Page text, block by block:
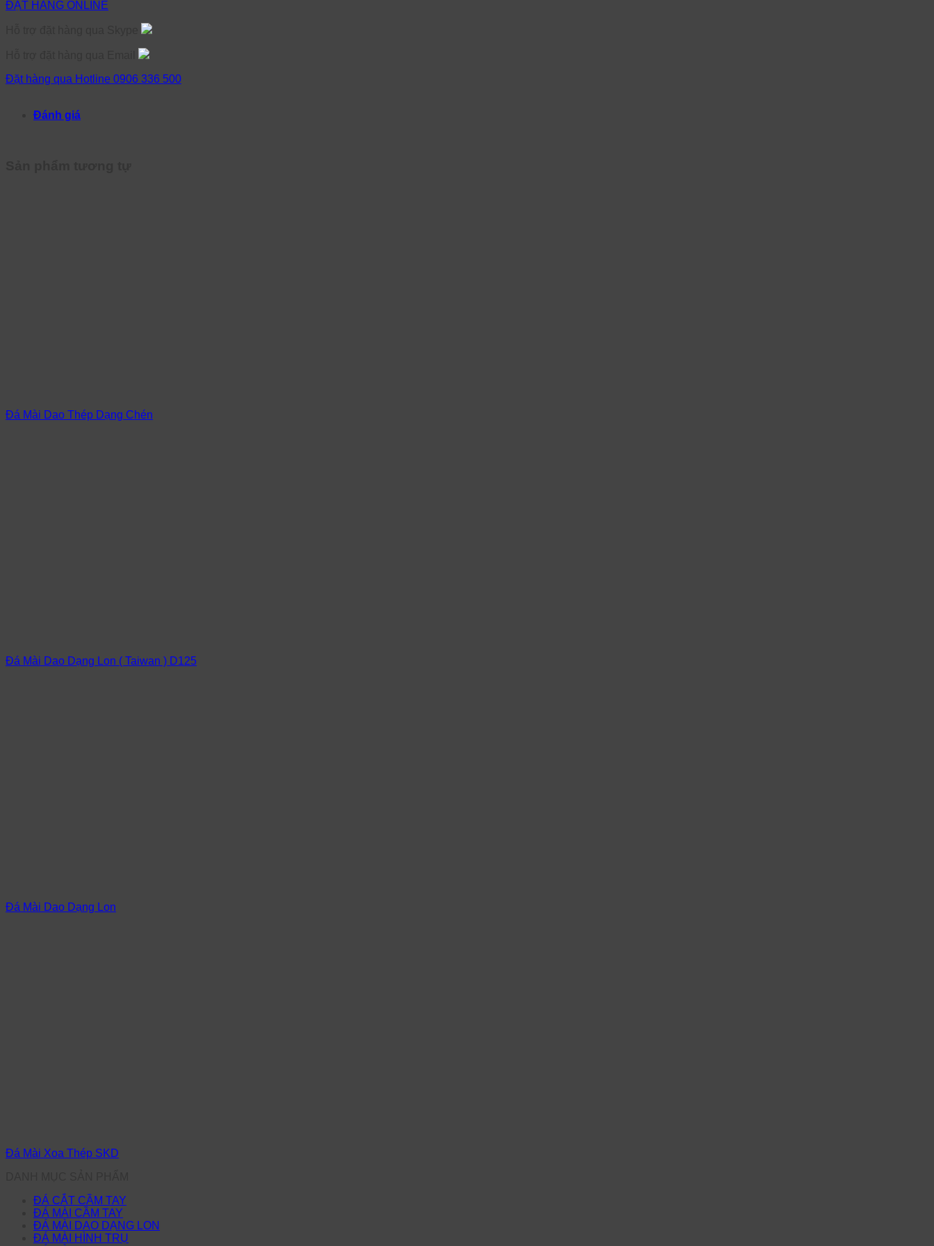
ĐẶT HÀNG ONLINE
Đặt hàng qua Hotline 0906 336 500
Đánh giá
Đá Mài Dao Thép Dạng Chén
Đá Mài Dao Dạng Lon ( Taiwan ) D125
Đá Mài Dao Dạng Lon
Đá Mài Xoa Thép SKD
ĐÁ CẮT CẦM TAY
ĐÁ MÀI CẦM TAY
ĐÁ MÀI DAO DẠNG LON
ĐÁ MÀI HÌNH TRỤ